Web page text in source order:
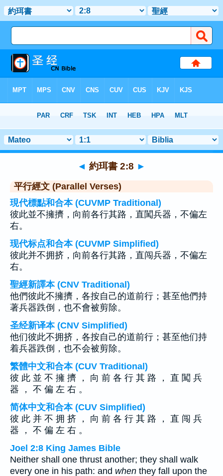
> 聖經金句 8
◄ 約珥書 2:8 ►
平行經文 (Parallel Verses)
現代標點和合本 (CUVMP Traditional)
彼此並不擁擠，向前各行其路，直闖兵器，不偏左
右。
现代标点和合本 (CUVMP Simplified)
彼此并不拥挤，向前各行其路，直闯兵器，不偏左
右。
聖經新譯本 (CNV Traditional)
他們彼此不擁擠，各按自己的道前行；甚至他們持
著兵器跌倒，也不會被剪除。
圣经新译本 (CNV Simplified)
他们彼此不拥挤，各按自己的道前行；甚至他们持
着兵器跌倒，也不会被剪除。
繁體中文和合本 (CUV Traditional)
彼 此 並 不 擁 擠 ， 向 前 各 行 其 路 ， 直 闖 兵
器 ， 不 偏 左 右 。
简体中文和合本 (CUV Simplified)
彼 此 并 不 拥 挤 ， 向 前 各 行 其 路 ， 直 闯 兵
器 ， 不 偏 左 右 。
Joel 2:8 King James Bible
Neither shall one thrust another; they shall walk
every one in his path: and when they fall upon the